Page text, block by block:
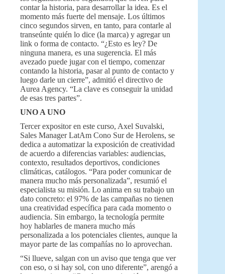
contar la historia, para desarrollar la idea. Es el
momento más fuerte del mensaje. Los últimos
cinco segundos sirven, en tanto, para contarle al
transeúnte quién lo dice (la marca) y agregar un
link o forma de contacto. “¿Esto es ley? De
ninguna manera, es una sugerencia. El más
avezado puede jugar con el tiempo, comenzar
contando la historia, pasar al punto de contacto y
luego darle un cierre”, admitió el directivo de
Aurea Agency. “La clave es conseguir la unidad
de esas tres partes”.
UNO A UNO
Tercer expositor en este curso, Axel Suvalski,
Sales Manager LatAm Cono Sur de Herolens, se
dedica a automatizar la exposición de creatividad
de acuerdo a diferencias variables: audiencias,
contexto, resultados deportivos, condiciones
climáticas, catálogos. “Para poder comunicar de
manera mucho más personalizada”, resumió el
especialista su misión. Lo anima en su trabajo un
dato concreto: el 97% de las campañas no tienen
una creatividad específica para cada momento o
audiencia. Sin embargo, la tecnología permite
hoy hablarles de manera mucho más
personalizada a los potenciales clientes, aunque la
mayor parte de las compañías no lo aprovechan.
“Si llueve, salgan con un aviso que tenga que ver
con eso, o si hay sol, con uno diferente”, arengó a